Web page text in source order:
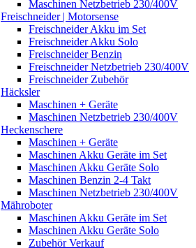
Maschinen Netzbetrieb 230/400V
Freischneider | Motorsense
Freischneider Akku im Set
Freischneider Akku Solo
Freischneider Benzin
Freischneider Netzbetrieb 230/400V
Freischneider Zubehör
Häcksler
Maschinen + Geräte
Maschinen Netzbetrieb 230/400V
Heckenschere
Maschinen + Geräte
Maschinen Akku Geräte im Set
Maschinen Akku Geräte Solo
Maschinen Benzin 2-4 Takt
Maschinen Netzbetrieb 230/400V
Mähroboter
Maschinen Akku Geräte im Set
Maschinen Akku Geräte Solo
Zubehör Verkauf